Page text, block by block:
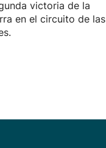
victoria de la
en el circuito de las